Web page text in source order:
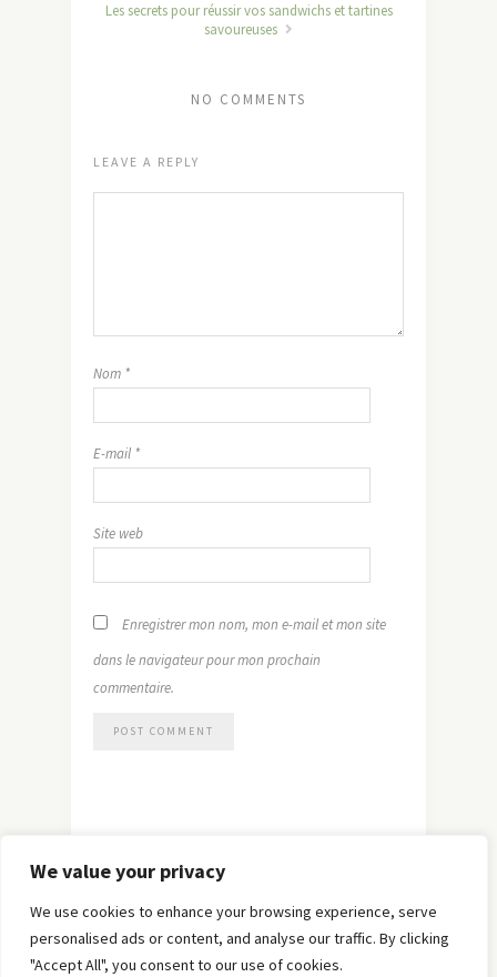
We value your privacy
We use cookies to enhance your browsing experience, serve
personalised ads or content, and analyse our traffic. By clicking
"Accept All", you consent to our use of cookies.
Les secrets pour réussir vos sandwichs et tartines
savoureuses
NO COMMENTS
LEAVE A REPLY
Nom *
E-mail *
Site web
Enregistrer mon nom, mon e-mail et mon site
dans le navigateur pour mon prochain
commentaire.